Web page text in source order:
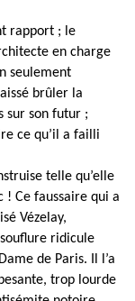
rapport ; le
en charge
seulement
brûler la
sur son futur ;
ce qu’il a failli
telle qu’elle
Ce faussaire qui a
Vézelay,
ridicule
de Paris. Il l’a
trop lourde